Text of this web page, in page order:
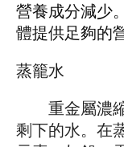
營養成分減少
體提供足夠的
蒸籠水
重金屬濃縮
剩下的水。在